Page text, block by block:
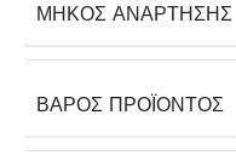
ΜΉΚΟΣ ΑΝΆΡΤΗΣΗΣ
ΒΆΡΟΣ ΠΡΟΪΌΝΤΟΣ